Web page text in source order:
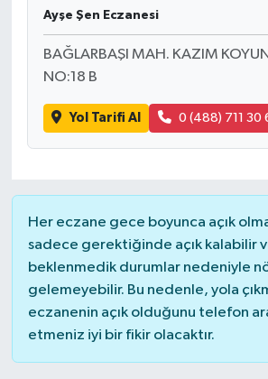
Ayşe Şen Eczanesi
BAĞLARBAŞI MAH. KAZIM
NO:18 B
Yol Tarifi Al 0 (488) 711 30
Her eczane gece boyunca açık
sadece gerektiğinde açık kalabilir
beklenmedik durumlar nedeniyle
gelemeyebilir. Bu nedenle, yola
eczanenin açık olduğunu telefon
etmeniz iyi bir fikir olacaktır.